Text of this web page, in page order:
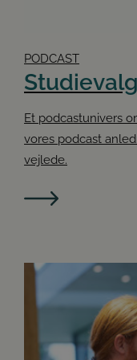
PODCAST
Et podcastunivers
vores podcast
vejlede.